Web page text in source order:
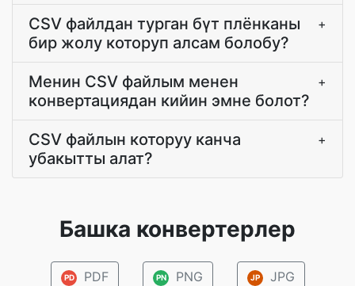
CSV файлдан турган бүт плёнканы
бир жолу которуп алсам болобу?
+
Менин CSV файлым менен
конвертациядан кийин эмне болот?
+
CSV файлын которуу канча
убакытты алат?
+
Башка конвертерлер
PD PDF PN PNG JP JPG